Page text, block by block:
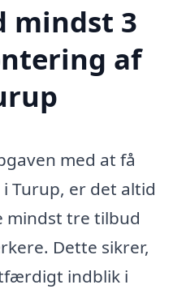
mindst 3
af
med at få
Turup, er det altid
mindst tre tilbud
Dette sikrer,
indblik i